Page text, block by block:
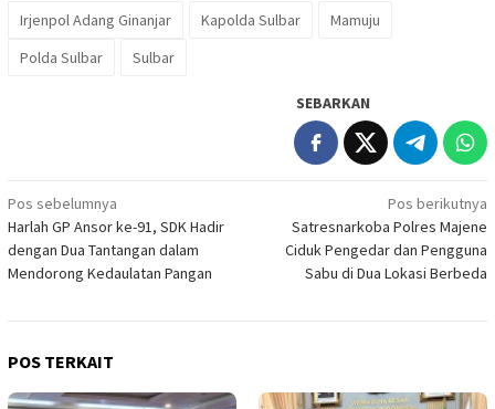
Irjenpol Adang Ginanjar Kapolda Sulbar
Mamuju
Polda Sulbar
Sulbar
SEBARKAN
Navigasi
pos
Pos sebelumnya
Harlah GP Ansor ke-91, SDK Hadir
dengan Dua Tantangan dalam
Mendorong Kedaulatan Pangan
Pos berikutnya
Satresnarkoba Polres Majene
Ciduk Pengedar dan Pengguna
Sabu di Dua Lokasi Berbeda
POS TERKAIT